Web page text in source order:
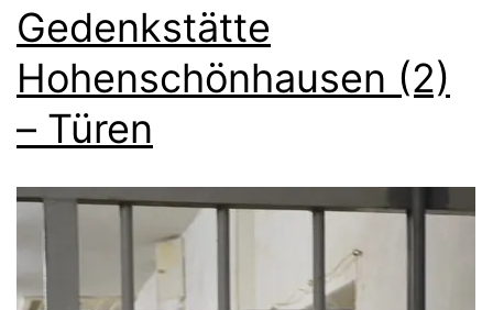
Gedenkstätte
Hohenschönhausen (2)
– Türen